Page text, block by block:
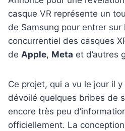
casque VR représente un
de Samsung pour entrer sur
concurrentiel des casques
de Apple, Meta et d’autres
Ce projet, qui a vu le jour il
dévoilé quelques bribes de
encore très peu
officiellement. La